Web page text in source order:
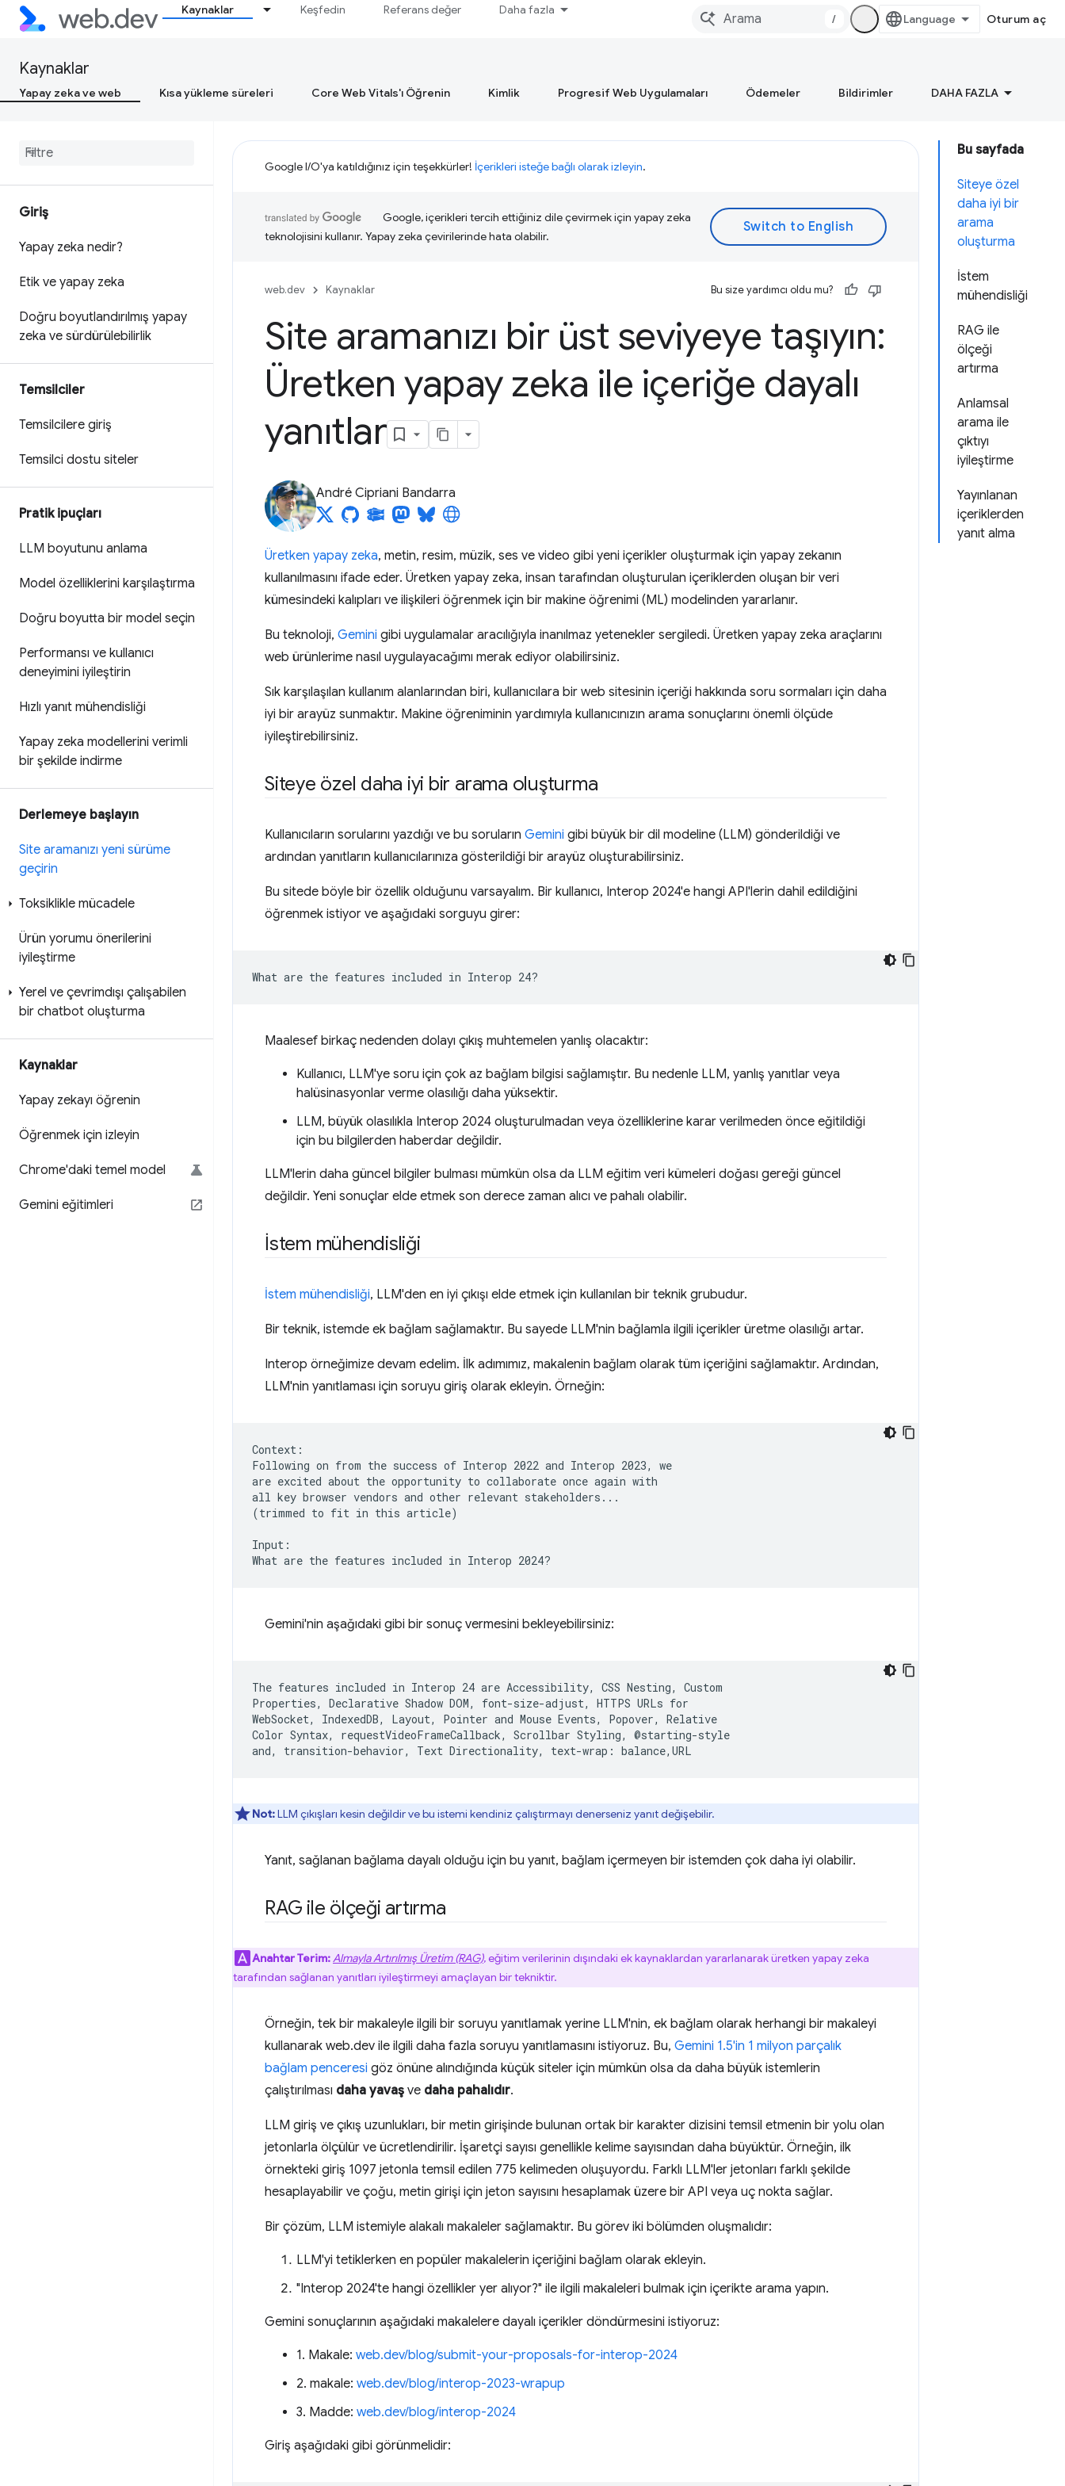
Kaynaklar Keşfedin Referans değer Daha fazla
/ Oturum aç
Kaynaklar
Yapay zeka ve web Kısa yükleme süreleri Core Web Vitals'ı Öğrenin Kimlik Progresif Web Uygulamaları Ödemeler Bildirimler DAHA FAZLA
Giriş
Yapay zeka nedir?
Etik ve yapay zeka
Doğru boyutlandırılmış yapay
zeka ve sürdürülebilirlik
Temsilciler
Temsilcilere giriş
Temsilci dostu siteler
Pratik ipuçları
LLM boyutunu anlama
Model özelliklerini karşılaştırma
Doğru boyutta bir model seçin
Performansı ve kullanıcı
deneyimini iyileştirin
Hızlı yanıt mühendisliği
Yapay zeka modellerini verimli
bir şekilde indirme
Derlemeye başlayın
Site aramanızı yeni sürüme
geçirin
Toksiklikle mücadele
Ürün yorumu önerilerini
iyileştirme
Yerel ve çevrimdışı çalışabilen
bir chatbot oluşturma
Kaynaklar
Yapay zekayı öğrenin
Öğrenmek için izleyin
Chrome'daki temel model
Gemini eğitimleri
Bu sayfada
Siteye özel
daha iyi bir
arama
oluşturma
İstem
mühendisliği
RAG ile
ölçeği
artırma
Anlamsal
arama ile
çıktıyı
iyileştirme
Yayınlanan
içeriklerden
yanıt alma
Google I/O'ya katıldığınız için teşekkürler! İçerikleri isteğe bağlı olarak izleyin.
Google, içerikleri tercih ettiğiniz dile çevirmek için yapay zeka
teknolojisini kullanır. Yapay zeka çevirilerinde hata olabilir.
web.dev Kaynaklar Bu size yardımcı oldu mu?
Site aramanızı bir üst seviyeye taşıyın:
Üretken yapay zeka ile içeriğe dayalı
yanıtlar
André Cipriani Bandarra
Üretken yapay zeka, metin, resim, müzik, ses ve video gibi yeni içerikler oluşturmak için yapay zekanın
kullanılmasını ifade eder. Üretken yapay zeka, insan tarafından oluşturulan içeriklerden oluşan bir veri
kümesindeki kalıpları ve ilişkileri öğrenmek için bir makine öğrenimi (ML) modelinden yararlanır.
Bu teknoloji, Gemini gibi uygulamalar aracılığıyla inanılmaz yetenekler sergiledi. Üretken yapay zeka araçlarını
web ürünlerime nasıl uygulayacağımı merak ediyor olabilirsiniz.
Sık karşılaşılan kullanım alanlarından biri, kullanıcılara bir web sitesinin içeriği hakkında soru sormaları için daha
iyi bir arayüz sunmaktır. Makine öğreniminin yardımıyla kullanıcınızın arama sonuçlarını önemli ölçüde
iyileştirebilirsiniz.
Siteye özel daha iyi bir arama oluşturma
Kullanıcıların sorularını yazdığı ve bu soruların Gemini gibi büyük bir dil modeline (LLM) gönderildiği ve
ardından yanıtların kullanıcılarınıza gösterildiği bir arayüz oluşturabilirsiniz.
Bu sitede böyle bir özellik olduğunu varsayalım. Bir kullanıcı, Interop 2024'e hangi API'lerin dahil edildiğini
öğrenmek istiyor ve aşağıdaki sorguyu girer:
Maalesef birkaç nedenden dolayı çıkış muhtemelen yanlış olacaktır:
Kullanıcı, LLM'ye soru için çok az bağlam bilgisi sağlamıştır. Bu nedenle LLM, yanlış yanıtlar veya
halüsinasyonlar verme olasılığı daha yüksektir.
LLM, büyük olasılıkla Interop 2024 oluşturulmadan veya özelliklerine karar verilmeden önce eğitildiği
için bu bilgilerden haberdar değildir.
LLM'lerin daha güncel bilgiler bulması mümkün olsa da LLM eğitim veri kümeleri doğası gereği güncel
değildir. Yeni sonuçlar elde etmek son derece zaman alıcı ve pahalı olabilir.
İstem mühendisliği
İstem mühendisliği, LLM'den en iyi çıkışı elde etmek için kullanılan bir teknik grubudur.
Bir teknik, istemde ek bağlam sağlamaktır. Bu sayede LLM'nin bağlamla ilgili içerikler üretme olasılığı artar.
Interop örneğimize devam edelim. İlk adımımız, makalenin bağlam olarak tüm içeriğini sağlamaktır. Ardından,
LLM'nin yanıtlaması için soruyu giriş olarak ekleyin. Örneğin:
Context:
Following on from the success of Interop 2022 and Interop 2023, we
are excited about the opportunity to collaborate once again with
all key browser vendors and other relevant stakeholders...
(trimmed to fit in this article)
Input:
Gemini'nin aşağıdaki gibi bir sonuç vermesini bekleyebilirsiniz:
The features included in Interop 24 are Accessibility, CSS Nesting, Custom
Properties, Declarative Shadow DOM, font-size-adjust, HTTPS URLs for
WebSocket, IndexedDB, Layout, Pointer and Mouse Events, Popover, Relative
Color Syntax, requestVideoFrameCallback, Scrollbar Styling, @starting-style
Not:LLM çıkışları kesin değildir ve bu istemi kendiniz çalıştırmayı denerseniz yanıt değişebilir.
Yanıt, sağlanan bağlama dayalı olduğu için bu yanıt, bağlam içermeyen bir istemden çok daha iyi olabilir.
RAG ile ölçeği artırma
Anahtar Terim:Almayla Artırılmış Üretim (RAG), eğitim verilerinin dışındaki ek kaynaklardan yararlanarak üretken yapay zeka
tarafından sağlanan yanıtları iyileştirmeyi amaçlayan bir tekniktir.
Örneğin, tek bir makaleyle ilgili bir soruyu yanıtlamak yerine LLM'nin, ek bağlam olarak herhangi bir makaleyi
kullanarak web.dev ile ilgili daha fazla soruyu yanıtlamasını istiyoruz. Bu, Gemini 1.5'in 1 milyon parçalık
bağlam penceresi göz önüne alındığında küçük siteler için mümkün olsa da daha büyük istemlerin
çalıştırılması daha yavaş ve daha pahalıdır.
LLM giriş ve çıkış uzunlukları, bir metin girişinde bulunan ortak bir karakter dizisini temsil etmenin bir yolu olan
jetonlarla ölçülür ve ücretlendirilir. İşaretçi sayısı genellikle kelime sayısından daha büyüktür. Örneğin, ilk
örnekteki giriş 1097 jetonla temsil edilen 775 kelimeden oluşuyordu. Farklı LLM'ler jetonları farklı şekilde
hesaplayabilir ve çoğu, metin girişi için jeton sayısını hesaplamak üzere bir API veya uç nokta sağlar.
Bir çözüm, LLM istemiyle alakalı makaleler sağlamaktır. Bu görev iki bölümden oluşmalıdır:
LLM'yi tetiklerken en popüler makalelerin içeriğini bağlam olarak ekleyin.
"Interop 2024'te hangi özellikler yer alıyor?" ile ilgili makaleleri bulmak için içerikte arama yapın.
Gemini sonuçlarının aşağıdaki makalelere dayalı içerikler döndürmesini istiyoruz:
1. Makale: web.dev/blog/submit-your-proposals-for-interop-2024
2. makale: web.dev/blog/interop-2023-wrapup
3. Madde: web.dev/blog/interop-2024
Giriş aşağıdaki gibi görünmelidir: